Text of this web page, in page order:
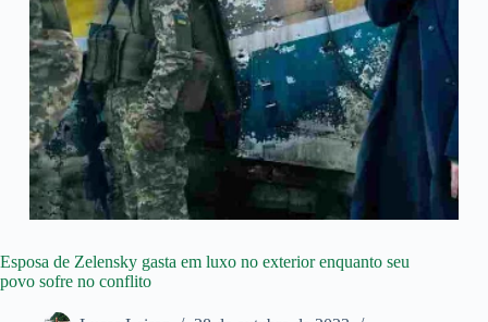
Esposa de Zelensky gasta em luxo no exterior enquanto seu
povo sofre no conflito